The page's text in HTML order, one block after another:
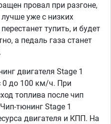
провал при разгоне,
уже с низких
тупить, и будет
а педаль газа станет
двигателя Stage 1
0 до 100 км/ч. При
топлива после чип
тюнинг Stage 1
двигателя и КПП. На